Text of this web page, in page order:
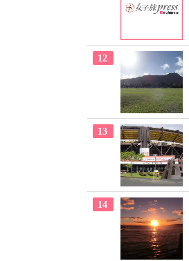
12
13
14